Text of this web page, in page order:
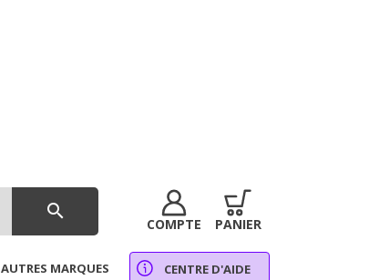
search
COMPTE PANIER
AUTRES MARQUES CENTRE D'AIDE